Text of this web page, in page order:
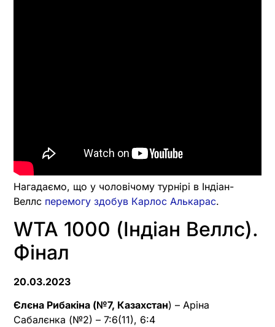
Нагадаємо, що у чоловічому турнірі в Індіан-
Веллс перемогу здобув Карлос Алькарас.
WTA 1000 (Індіан Веллс).
Фінал
20.03.2023
Єлєна Рибакіна (№7, Казахстан) – Аріна
Сабалєнка (№2) – 7:6(11), 6:4